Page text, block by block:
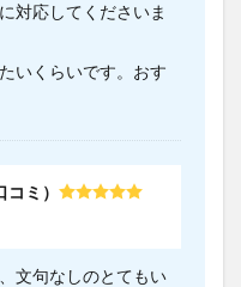
対応してくださいま
いくらいです。おす
ミ）
文句なしのとてもい